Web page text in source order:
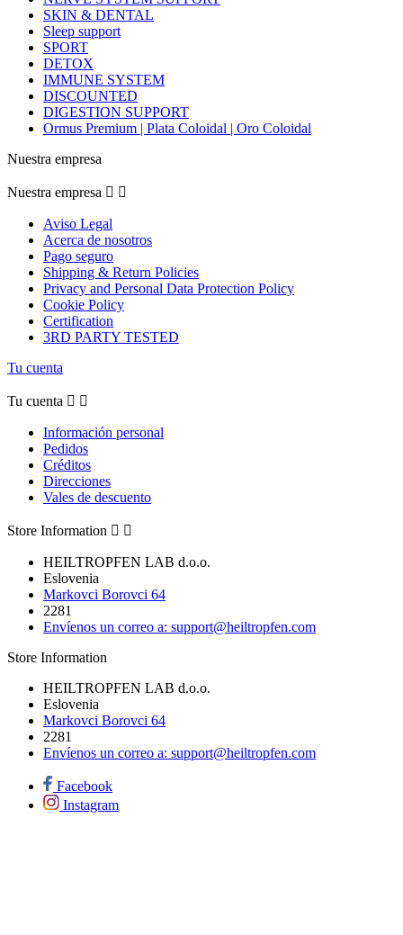
SKIN & DENTAL
Sleep support
SPORT
DETOX
IMMUNE SYSTEM
DISCOUNTED
DIGESTION SUPPORT
Ormus Premium | Plata Coloidal | Oro Coloidal
Nuestra empresa
Nuestra empresa  
Aviso Legal
Acerca de nosotros
Pago seguro
Shipping & Return Policies
Privacy and Personal Data Protection Policy
Cookie Policy
Certification
3RD PARTY TESTED
Tu cuenta
Tu cuenta  
Información personal
Pedidos
Créditos
Direcciones
Vales de descuento
Store Information  
HEILTROPFEN LAB d.o.o.
Eslovenia
Markovci Borovci 64
2281
Envíenos un correo a: support@heiltropfen.com
Store Information
HEILTROPFEN LAB d.o.o.
Eslovenia
Markovci Borovci 64
2281
Envíenos un correo a: support@heiltropfen.com
Facebook
Instagram